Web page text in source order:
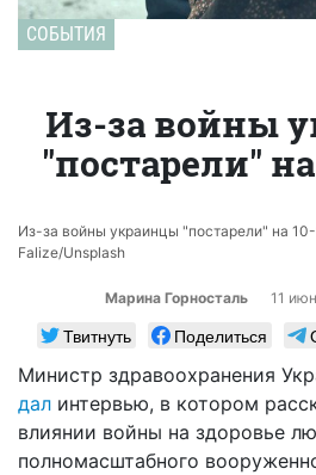
СОБЫТИЯ
Из-за войны
"постарели"
Из-за войны украинцы "постарели" на
Falize/Unsplash
Марина Горносталь 11
Твитнуть Поделиться
Министр здравоохранения
дал интервью, в котором
влиянии войны на здоровье
полномасштабного